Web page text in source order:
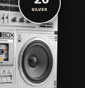
SILVER